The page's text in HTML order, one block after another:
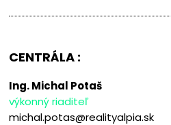
CENTRÁLA :
Ing. Michal Potaš
výkonný riaditeľ
michal.potas@realityalpia.sk